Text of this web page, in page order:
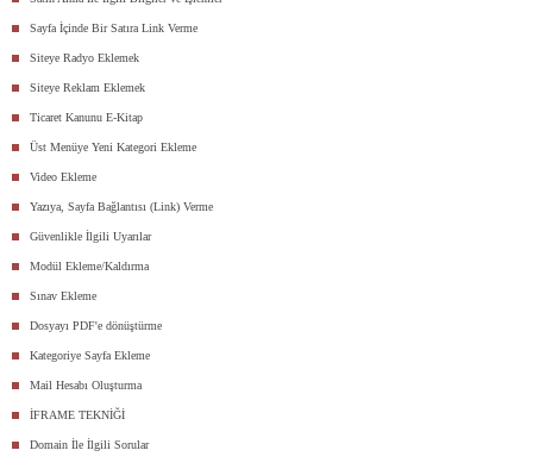
Sayfa İçinde Bir Satıra Link Verme
Siteye Radyo Eklemek
Siteye Reklam Eklemek
Ticaret Kanunu E-Kitap
Üst Menüye Yeni Kategori Ekleme
Video Ekleme
Yazıya, Sayfa Bağlantısı (Link) Verme
Güvenlikle İlgili Uyarılar
Modül Ekleme/Kaldırma
Sınav Ekleme
Dosyayı PDF'e dönüştürme
Kategoriye Sayfa Ekleme
Mail Hesabı Oluşturma
İFRAME TEKNİĞİ
Domain İle İlgili Sorular